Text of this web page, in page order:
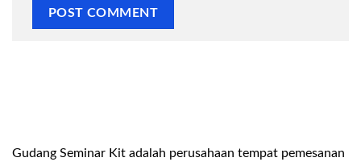
Gudang Seminar Kit adalah perusahaan tempat pemesanan